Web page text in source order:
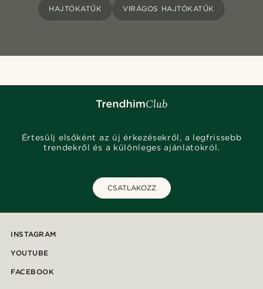
HAJTÓKATŰK VIRÁGOS HAJTÓKATŰK
Értesülj elsőként az új érkezésekről, a legfrissebb
trendekről és a különleges ajánlatokról.
CSATLAKOZZ
INSTAGRAM
YOUTUBE
FACEBOOK